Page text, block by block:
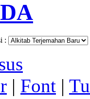
:
| Font |